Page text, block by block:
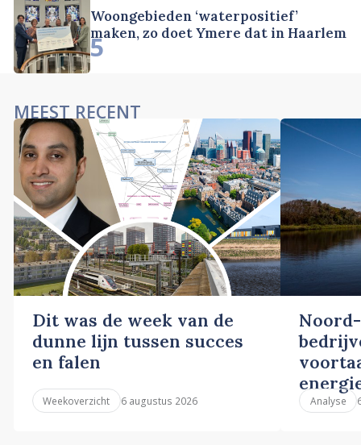
Woongebieden ‘waterpositief’
maken, zo doet Ymere dat in Haarlem
5
MEEST RECENT
Dit was de week van de
dunne lijn tussen succes
en falen
Weekoverzicht 6 augustus 2026 Analyse